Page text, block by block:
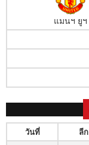
แมนฯ ยูฯ
วันที่ ลีก